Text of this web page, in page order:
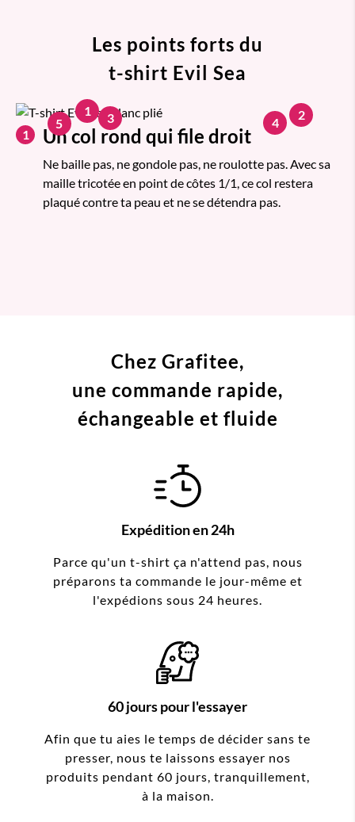
Les points forts du
t-shirt Evil Sea
1 Un col rond qui file droit
Ne baille pas, ne gondole pas, ne roulotte pas. Avec sa
maille tricotée en point de côtes 1/1, ce col restera
plaqué contre ta peau et ne se détendra pas.
1 2
3 4
5
Chez Grafitee,
une commande rapide,
échangeable et fluide
Expédition en 24h
Parce qu'un t-shirt ça n'attend pas, nous
préparons ta commande le jour-même et
l'expédions sous 24 heures.
60 jours pour l'essayer
Afin que tu aies le temps de décider sans te
presser, nous te laissons essayer nos
produits pendant 60 jours, tranquillement,
à la maison.